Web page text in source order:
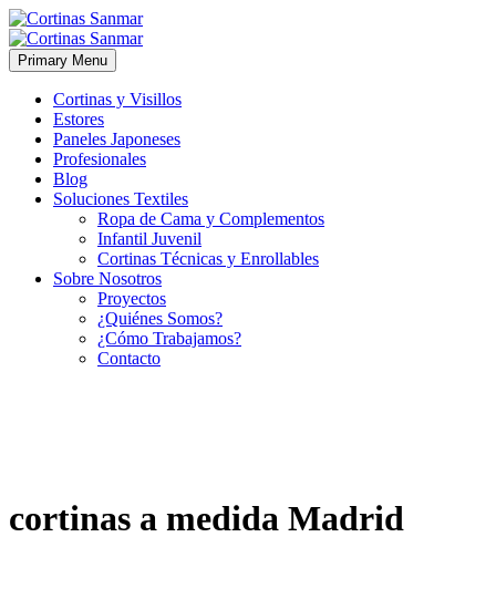
Primary Menu
Cortinas y Visillos
Estores
Paneles Japoneses
Profesionales
Blog
Soluciones Textiles
Ropa de Cama y Complementos
Infantil Juvenil
Cortinas Técnicas y Enrollables
Sobre Nosotros
Proyectos
¿Quiénes Somos?
¿Cómo Trabajamos?
Contacto
cortinas a medida Madrid